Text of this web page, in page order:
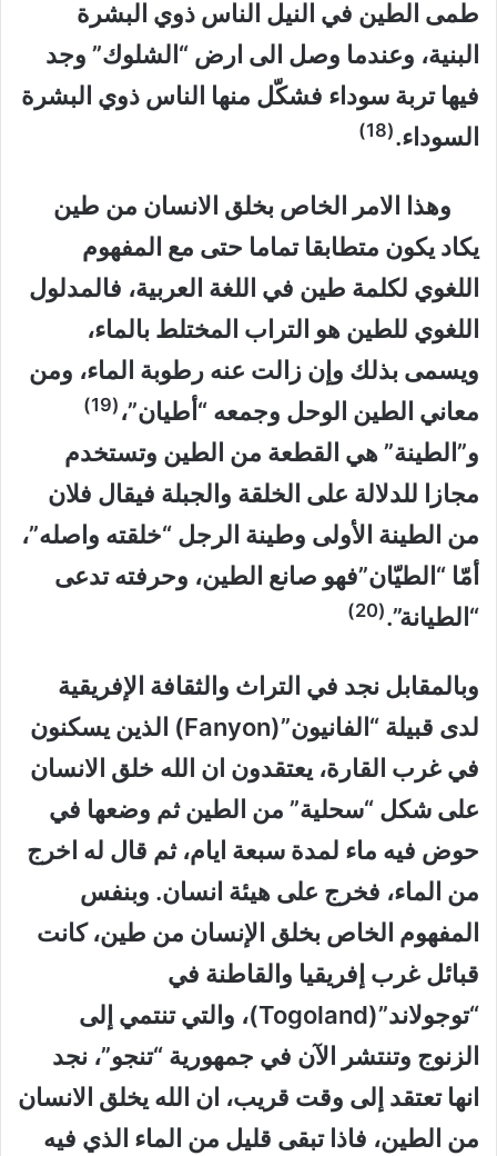
طمى الطين في النيل الناس ذوي البشرة
البنية، وعندما وصل الى ارض “الشلوك” وجد
فيها تربة سوداء فشكّل منها الناس ذوي البشرة
السوداء.(18)
وهذا الامر الخاص بخلق الانسان من طين
يكاد يكون متطابقا تماما حتى مع المفهوم
اللغوي لكلمة طين في اللغة العربية، فالمدلول
اللغوي للطين هو التراب المختلط بالماء،
ويسمى بذلك وإن زالت عنه رطوبة الماء، ومن
معاني الطين الوحل وجمعه “أطيان”، (19)
و”الطينة” هي القطعة من الطين وتستخدم
مجازا للدلالة على الخلقة والجبلة فيقال فلان
من الطينة الأولى وطينة الرجل “خلقته واصله”،
أمّا “الطيّان”فهو صانع الطين، وحرفته تدعى
“الطيانة”.(20)
وبالمقابل نجد في التراث والثقافة الإفريقية
لدى قبيلة “الفانيون”(Fanyon) الذين يسكنون
في غرب القارة، يعتقدون ان الله خلق الانسان
على شكل “سحلية” من الطين ثم وضعها في
حوض فيه ماء لمدة سبعة ايام، ثم قال له اخرج
من الماء، فخرج على هيئة انسان. وبنفس
المفهوم الخاص بخلق الإنسان من طين، كانت
قبائل غرب إفريقيا والقاطنة في
“توجولاند”(Togoland)، والتي تنتمي إلى
الزنوج وتنتشر الآن في جمهورية “تنجو”، نجد
انها تعتقد إلى وقت قريب، ان الله يخلق الانسان
من الطين، فاذا تبقى قليل من الماء الذي فيه